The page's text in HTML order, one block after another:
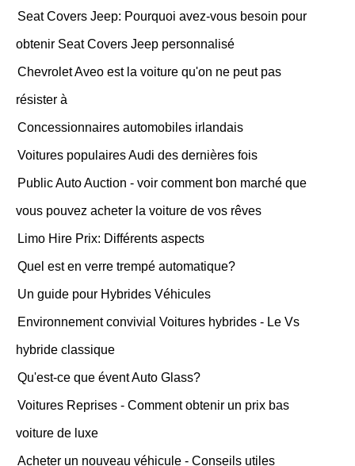
Seat Covers Jeep: Pourquoi avez-vous besoin pour
obtenir Seat Covers Jeep personnalisé
Chevrolet Aveo est la voiture qu'on ne peut pas
résister à
Concessionnaires automobiles irlandais
Voitures populaires Audi des dernières fois
Public Auto Auction - voir comment bon marché que
vous pouvez acheter la voiture de vos rêves
Limo Hire Prix: Différents aspects
Quel est en verre trempé automatique?
Un guide pour Hybrides Véhicules
Environnement convivial Voitures hybrides - Le Vs
hybride classique
Qu'est-ce que évent Auto Glass?
Voitures Reprises - Comment obtenir un prix bas
voiture de luxe
Acheter un nouveau véhicule - Conseils utiles